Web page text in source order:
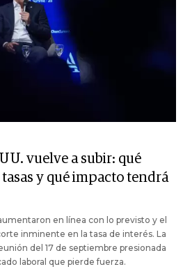
vuelve a subir: qué
tasas y qué impacto tendrá
en línea con lo previsto y el
inminente en la tasa de interés. La
del 17 de septiembre presionada
laboral que pierde fuerza.